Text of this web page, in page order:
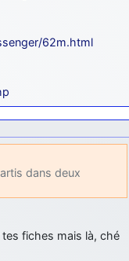
62m.html
dans deux
fiches mais là, ché